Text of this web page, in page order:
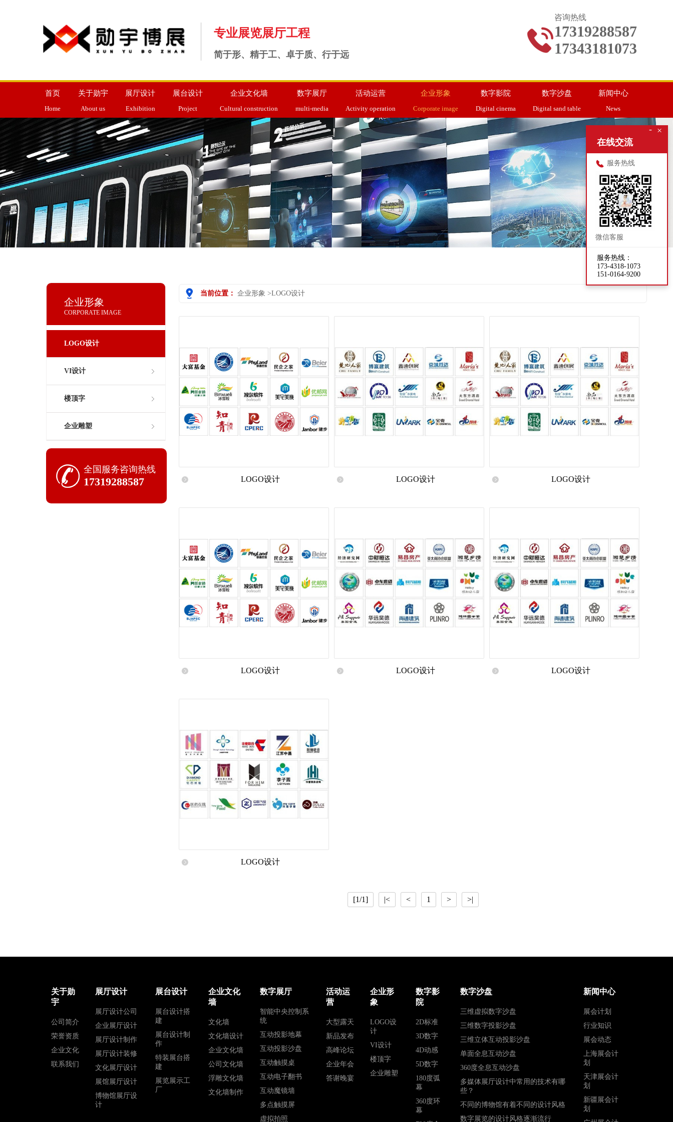
专业展览展厅工程
简于形、精于工、卓于质、行于远
咨询热线
17319288587
17343181073
首页
Home
关于勋宇
About us
展厅设计
Exhibition
展台设计
Project
企业文化墙
Cultural construction
数字展厅
multi-media
活动运营
Activity operation
企业形象
Corporate image
数字影院
Digital cinema
数字沙盘
Digital sand table
新闻中心
News
当前位置： 企业形象 >LOGO设计
LOGO设计 LOGO设计 LOGO设计
LOGO设计 LOGO设计 LOGO设计
LOGO设计
[1/1] |< < 1 > >|
企业形象
CORPORATE IMAGE
LOGO设计
VI设计
楼顶字
企业雕塑
全国服务咨询热线
17319288587
×
-
在线交流
服务热线
微信客服
服务热线：
173-4318-1073
151-0164-9200
关于勋
宇
公司简介
荣誉资质
企业文化
联系我们
展厅设计
展厅设计公司
企业展厅设计
展厅设计制作
展厅设计装修
文化展厅设计
展馆展厅设计
博物馆展厅设
计
展台设计
展台设计搭
建
展台设计制
作
特装展台搭
建
展览展示工
厂
企业文化
墙
文化墙
文化墙设计
企业文化墙
公司文化墙
浮雕文化墙
文化墙制作
数字展厅
智能中央控制系
统
互动投影地幕
互动投影沙盘
互动触摸桌
互动电子翻书
互动魔镜墙
多点触摸屏
虚拟拍照
活动运
营
大型露天
新品发布
高峰论坛
企业年会
答谢晚宴
企业形
象
LOGO设
计
VI设计
楼顶字
企业雕塑
数字影
院
2D标准
3D数字
4D动感
5D数字
180度弧
幕
360度环
幕
数字沙盘
三维虚拟数字沙盘
三维数字投影沙盘
三维立体互动投影沙盘
单面全息互动沙盘
360度全息互动沙盘
多媒体展厅设计中常用的技术有哪
些？
不同的博物馆有着不同的设计风格
数字展览的设计风格逐渐流行
新闻中心
展会计划
行业知识
展会动态
上海展会计
划
天津展会计
划
新疆展会计
划